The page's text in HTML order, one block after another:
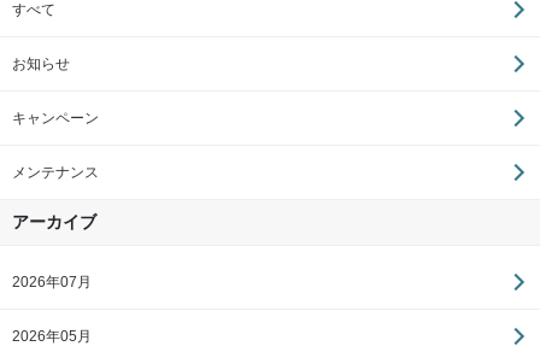
すべて
お知らせ
キャンペーン
メンテナンス
アーカイブ
2026年07月
2026年05月